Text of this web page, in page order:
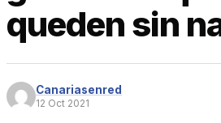
queden sin
Canariasenred
12 Oct 2021